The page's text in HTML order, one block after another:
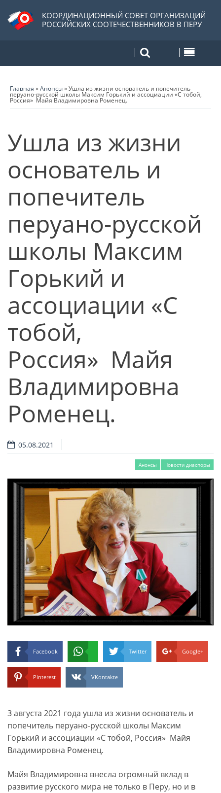
КООРДИНАЦИОННЫЙ СОВЕТ ОРГАНИЗАЦИЙ
РОССИЙСКИХ СООТЕЧЕСТВЕННИКОВ В ПЕРУ
Главная »Анонсы»Ушла из жизни основатель и попечитель
перуано-русской школы Максим Горький и ассоциации «С тобой,
Россия» Майя Владимировна Роменец.
Ушла из жизни
основатель и
попечитель
перуано-русской
школы Максим
Горький и
ассоциации «С
тобой,
Россия» Майя
Владимировна
Роменец.
05.08.2021
Анонсы Новости диаспоры
Facebook Twitter Google+
Pinterest VKontakte
3 августа 2021 года ушла из жизни основатель и
попечитель перуано-русской школы Максим
Горький и ассоциации «С тобой, Россия» Майя
Владимировна Роменец.
Майя Владимировна внесла огромный вклад в
развитие русского мира не только в Перу, но и в